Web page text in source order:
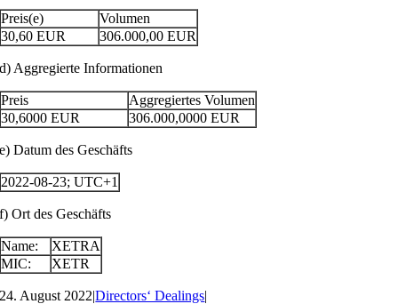
Preis(e)
Volumen
30,60 EUR 306.000,00 EUR
d) Aggregierte Informationen
Preis
Aggregiertes Volumen
30,6000 EUR 306.000,0000 EUR
e) Datum des Geschäfts
2022-08-23; UTC+1
f) Ort des Geschäfts
Name:
XETRA
MIC:
XETR
24. August 2022|Directors‘ Dealings|